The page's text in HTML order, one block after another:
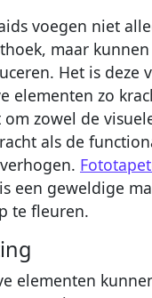
voegen niet
maar
Het is deze
elementen zo
zowel de
als de
is een geweldige
te fleuren.
elementen